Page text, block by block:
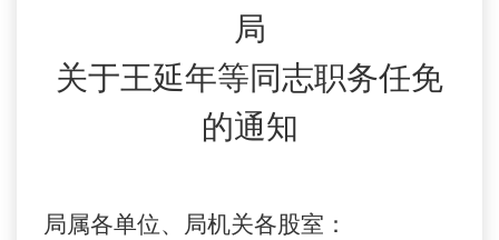
局
关于王延年等同志职务任免
的通知
局属各单位、 局机关各股室 ：